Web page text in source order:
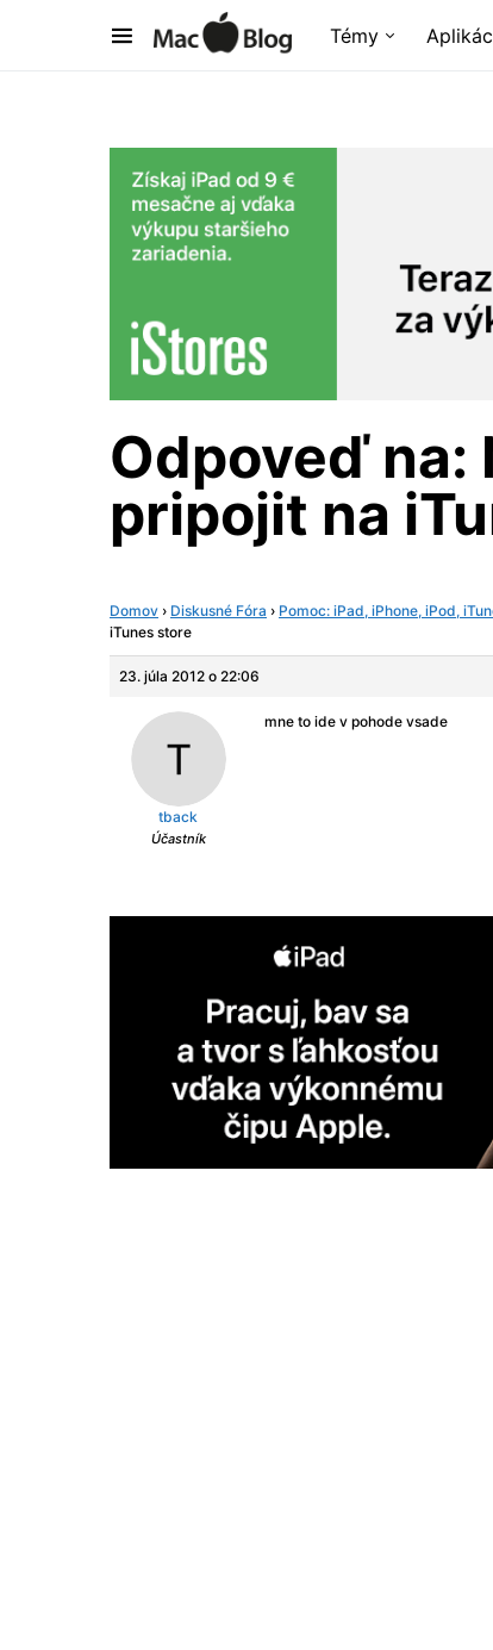
Témy
Odpoveď na:
pripojit na
Domov › Diskusné Fóra › Pomoc: iPad, iPhone, iPod,
iTunes store
23. júla 2012 o 22:06
tback
Účastník
mne to ide v pohode vsade